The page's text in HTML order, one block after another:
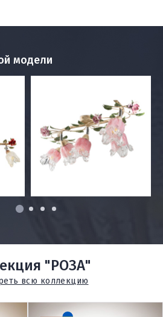
модели
1 2 3 4
"РОЗА"
всю коллекцию